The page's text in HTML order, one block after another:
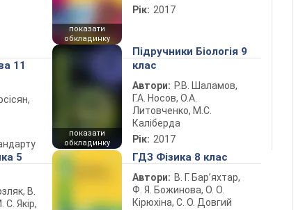
показати
обкладинку
Рік: 2017
11
показати
обкладинку
Підручники Біологія 9
клас
Автори: Р.В. Шаламов,
Г.А. Носов, О.А.
Литовченко, М.С.
Каліберда
Рік: 2017
5
В.
С. Якір,
ГДЗ Фізика 8 клас
Автори: В. Г. Бар’яхтар,
Ф. Я. Божинова, О. О.
Кірюхіна, С. О. Довгий